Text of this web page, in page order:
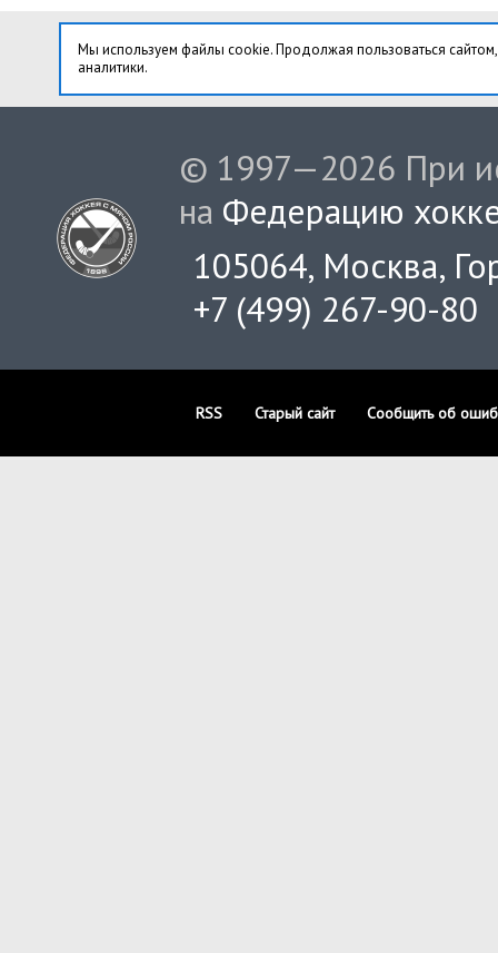
Мы используем файлы cookie. Продолжая пользоваться
аналитики.
© 1997—2026 При
на Федерацию
105064, Москва,
+7 (499) 267-90-80
RSS Старый сайт Сообщить об